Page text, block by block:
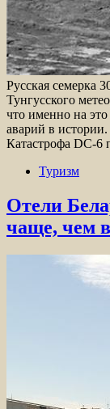
Русская семерка
Тунгусского
что именно на
аварий в истории.
Катастрофа DC-
Туризм
Отели
чаще, чем